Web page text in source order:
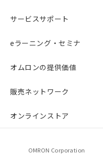
サービスサポート
eラーニング・セミナ
オムロンの提供価値
販売ネットワーク
オンラインストア
OMRON Corporation